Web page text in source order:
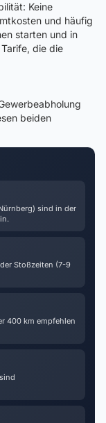
Keine
und häufig
starten und in
die die
beiden
sind in der
Stoßzeiten (7-9
400 km empfehlen